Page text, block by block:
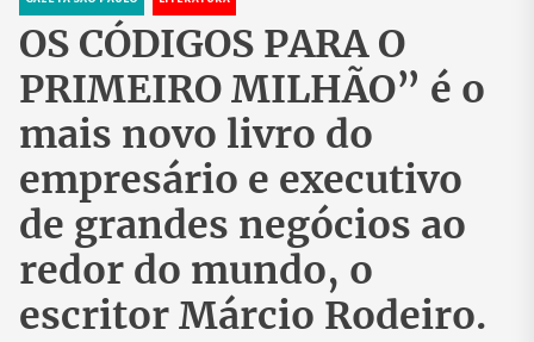
OS CÓDIGOS PARA O
PRIMEIRO MILHÃO” é o
mais novo livro do
empresário e executivo
de grandes negócios ao
redor do mundo, o
escritor Márcio Rodeiro.